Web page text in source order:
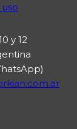
y 12